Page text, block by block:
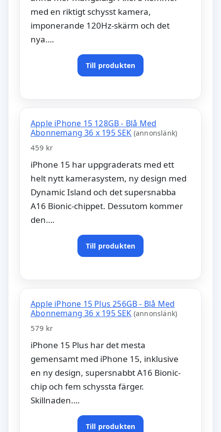
med en riktigt schysst kamera,
imponerande 120Hz-skärm och det
nya….
Till produkten
Apple iPhone 15 128GB - Blå Med
Abonnemang 36 x 195 SEK (annonslänk)
459 kr
iPhone 15 har uppgraderats med ett
helt nytt kamerasystem, ny design med
Dynamic Island och det supersnabba
A16 Bionic-chippet. Dessutom kommer
den….
Till produkten
Apple iPhone 15 Plus 256GB - Blå Med
Abonnemang 36 x 195 SEK (annonslänk)
579 kr
iPhone 15 Plus har det mesta
gemensamt med iPhone 15, inklusive
en ny design, supersnabbt A16 Bionic-
chip och fem schyssta färger.
Skillnaden….
Till produkten